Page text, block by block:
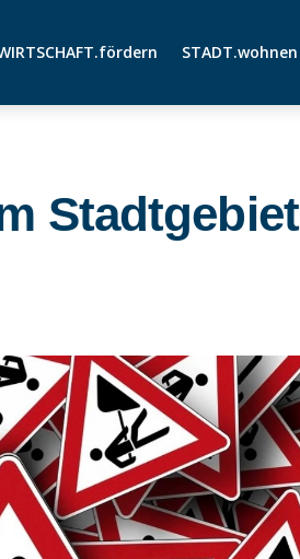
STADT.wohnen
Stadtgebiet